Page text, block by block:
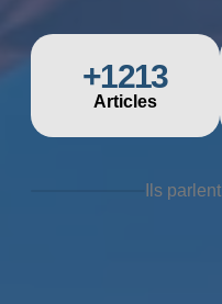
+1213
Articles
Ils